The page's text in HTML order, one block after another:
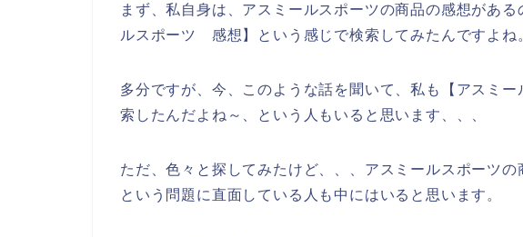
まず、私自身は、アスミールスポーツの商品の感想があ
ルスポーツ 感想】という感じで検索してみたんですよね
多分ですが、今、このような話を聞いて、私も【アスミ
索したんだよね～、という人もいると思います、、、
ただ、色々と探してみたけど、、、アスミールスポーツの
という問題に直面している人も中にはいると思います。